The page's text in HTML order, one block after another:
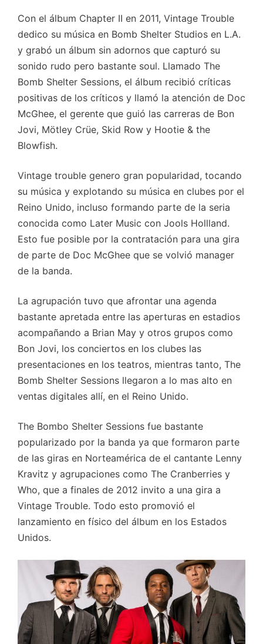
Con el álbum Chapter II en 2011, Vintage Trouble
dedico su música en Bomb Shelter Studios en L.A.
y grabó un álbum sin adornos que capturó su
sonido rudo pero bastante soul. Llamado The
Bomb Shelter Sessions, el álbum recibió críticas
positivas de los críticos y llamó la atención de Doc
McGhee, el gerente que guió las carreras de Bon
Jovi, Mötley Crüe, Skid Row y Hootie & the
Blowfish.
Vintage trouble genero gran popularidad, tocando
su música y explotando su música en clubes por el
Reino Unido, incluso formando parte de la seria
conocida como Later Music con Jools Hollland.
Esto fue posible por la contratación para una gira
de parte de Doc McGhee que se volvió manager
de la banda.
La agrupación tuvo que afrontar una agenda
bastante apretada entre las aperturas en estadios
acompañando a Brian May y otros grupos como
Bon Jovi, los conciertos en los clubes las
presentaciones en los teatros, mientras tanto, The
Bomb Shelter Sessions llegaron a lo mas alto en
ventas digitales allí, en el Reino Unido.
The Bombo Shelter Sessions fue bastante
popularizado por la banda ya que formaron parte
de las giras en Norteamérica de el cantante Lenny
Kravitz y agrupaciones como The Cranberries y
Who, que a finales de 2012 invito a una gira a
Vintage Trouble. Todo esto promovió el
lanzamiento en físico del álbum en los Estados
Unidos.